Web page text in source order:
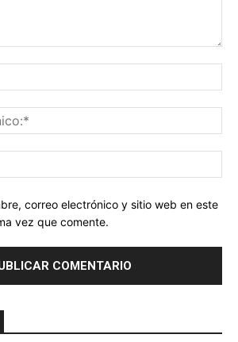
correo electrónico y sitio web en este
vez que comente.